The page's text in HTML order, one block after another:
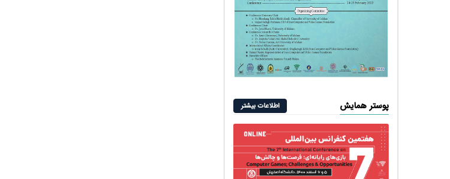
پوستر همایش اطلاعات بیشتر